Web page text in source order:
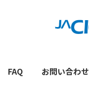
FAQ お問い合わせ